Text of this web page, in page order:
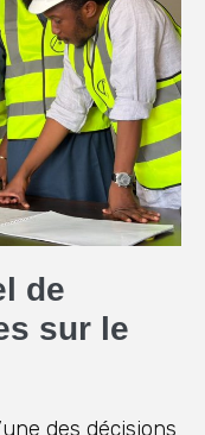
de
sur le
des décisions